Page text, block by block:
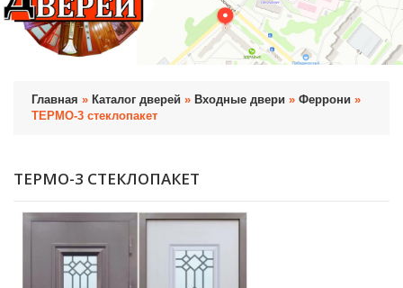
Главная » Каталог дверей » Входные двери » Феррони »
ТЕРМО-3 стеклопакет
ТЕРМО-3 СТЕКЛОПАКЕТ